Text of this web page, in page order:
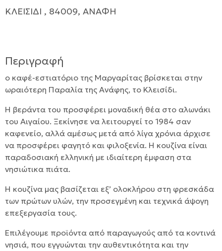
ΚΛΕΙΣΙΔΙ , 84009, ΑΝΑΦΗ
Περιγραφή
ο καφέ-εστιατόριο της Μαργαρίτας βρίσκεται στην
ωραιότερη Παραλία της Ανάφης, το Κλεισίδι.
Η βεράντα του προσφέρει μοναδική θέα στο αλωνάκι
του Αιγαίου. Ξεκίνησε να λειτουργεί το 1984 σαν
καφενείο, αλλά αμέσως μετά από λίγα χρόνια άρχισε
να προσφέρει φαγητό και φιλοξενία. Η κουζίνα είναι
παραδοσιακή ελληνική με ιδιαίτερη έμφαση στα
νησιώτικα πιάτα.
Η κουζίνα μας βασίζεται εξ’ ολοκλήρου στη φρεσκάδα
των πρώτων υλών, την προσεγμένη και τεχνικά άψογη
επεξεργασία τους.
Επιλέγουμε προϊόντα από παραγωγούς από τα κοντινά
νησιά, που εγγυώνται την αυθεντικότητα και την